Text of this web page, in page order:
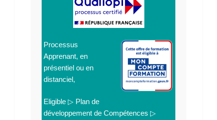
Processus
Apprenant, en
présentiel ou en
distanciel,
Eligible ▷ Plan de
développement de Compétences ▷